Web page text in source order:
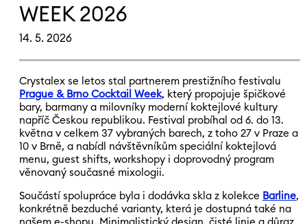
WEEK 2026
14. 5. 2026
Crystalex se letos stal partnerem prestižního festivalu
Prague & Brno Cocktail Week, který propojuje špičkové
bary, barmany a milovníky moderní koktejlové kultury
napříč Českou republikou. Festival probíhal od 6. do 13.
května v celkem 37 vybraných barech, z toho 27 v Praze a
10 v Brně, a nabídl návštěvníkům speciální koktejlová
menu, guest shifts, workshopy i doprovodný program
věnovaný současné mixologii.
Součástí spolupráce byla i dodávka skla z kolekce Barline,
konkrétně bezduché varianty, která je dostupná také na